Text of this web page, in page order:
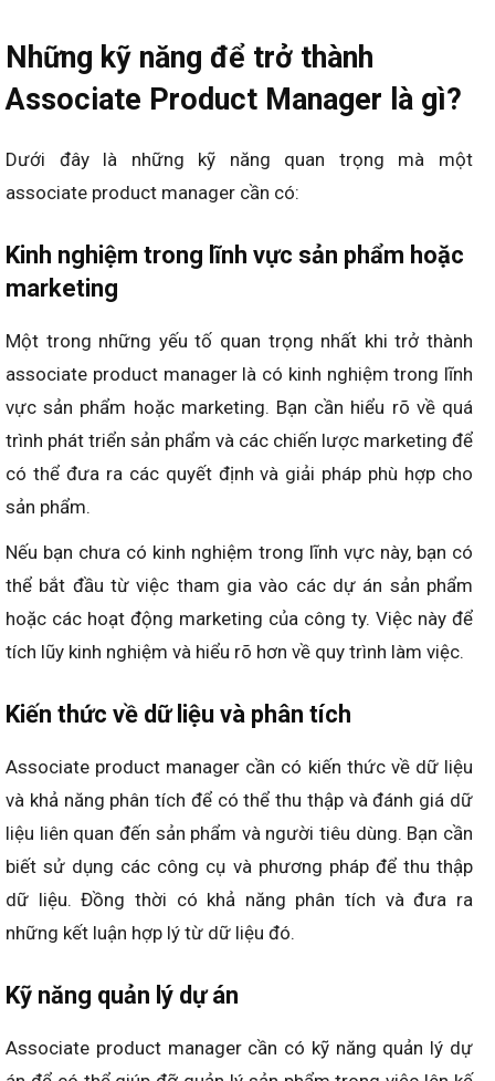
Những kỹ năng để trở thành
Associate Product Manager là gì?
Dưới đây là những kỹ năng quan trọng mà một
associate product manager cần có:
Kinh nghiệm trong lĩnh vực sản phẩm hoặc
marketing
Một trong những yếu tố quan trọng nhất khi trở thành
associate product manager là có kinh nghiệm trong lĩnh
vực sản phẩm hoặc marketing. Bạn cần hiểu rõ về quá
trình phát triển sản phẩm và các chiến lược marketing để
có thể đưa ra các quyết định và giải pháp phù hợp cho
sản phẩm.
Nếu bạn chưa có kinh nghiệm trong lĩnh vực này, bạn có
thể bắt đầu từ việc tham gia vào các dự án sản phẩm
hoặc các hoạt động marketing của công ty. Việc này để
tích lũy kinh nghiệm và hiểu rõ hơn về quy trình làm việc.
Kiến thức về dữ liệu và phân tích
Associate product manager cần có kiến thức về dữ liệu
và khả năng phân tích để có thể thu thập và đánh giá dữ
liệu liên quan đến sản phẩm và người tiêu dùng. Bạn cần
biết sử dụng các công cụ và phương pháp để thu thập
dữ liệu. Đồng thời có khả năng phân tích và đưa ra
những kết luận hợp lý từ dữ liệu đó.
Kỹ năng quản lý dự án
Associate product manager cần có kỹ năng quản lý dự